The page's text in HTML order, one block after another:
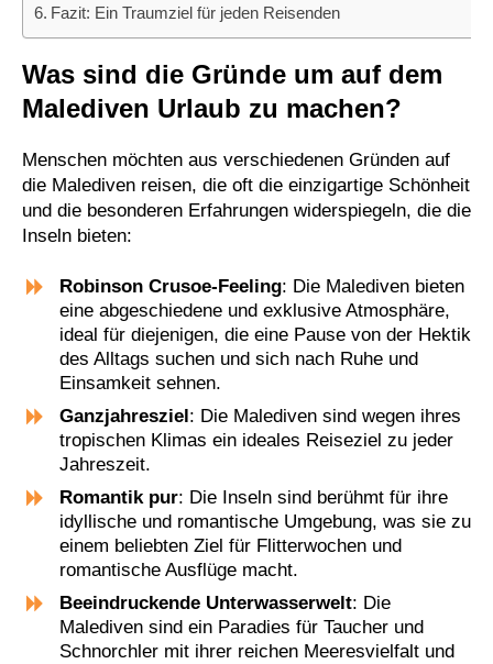
Fazit: Ein Traumziel für jeden Reisenden
Was sind die Gründe um auf dem
Malediven Urlaub zu machen?
Menschen möchten aus verschiedenen Gründen auf
die Malediven reisen, die oft die einzigartige Schönheit
und die besonderen Erfahrungen widerspiegeln, die die
Inseln bieten:
Robinson Crusoe-Feeling: Die Malediven bieten
eine abgeschiedene und exklusive Atmosphäre,
ideal für diejenigen, die eine Pause von der Hektik
des Alltags suchen und sich nach Ruhe und
Einsamkeit sehnen​​​​.
Ganzjahresziel : Die Malediven sind wegen ihres
tropischen Klimas ein ideales Reiseziel zu jeder
Jahreszeit​​.
Romantik pur: Die Inseln sind berühmt für ihre
idyllische und romantische Umgebung, was sie zu
einem beliebten Ziel für Flitterwochen und
romantische Ausflüge macht​​​​.
Beeindruckende Unterwasserwelt: Die
Malediven sind ein Paradies für Taucher und
Schnorchler mit ihrer reichen Meeresvielfalt und